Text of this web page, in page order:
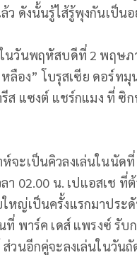
ว ดังนั้นรู้ไส้รู้พุงกันเป็นอ
นวันพฤหัสบดีที่ 2 พฤษภ
หลือง” โบรุสเซีย ดอร์ท
รีส แซงต์ แชร์กแมง ที่ ซิ
จะเป็นคิวลงเล่นในนัด
า 02.00 น. เปแอสเช ที่ต้
หญ่เป็นครั้งแรกมาประ
ที่ พาร์ค เดส์ แพรงซ์ รับ
วนอีกคู่จะลงเล่นในวันถั